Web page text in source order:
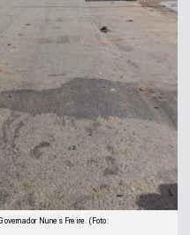
Nunes Freire. (Foto: